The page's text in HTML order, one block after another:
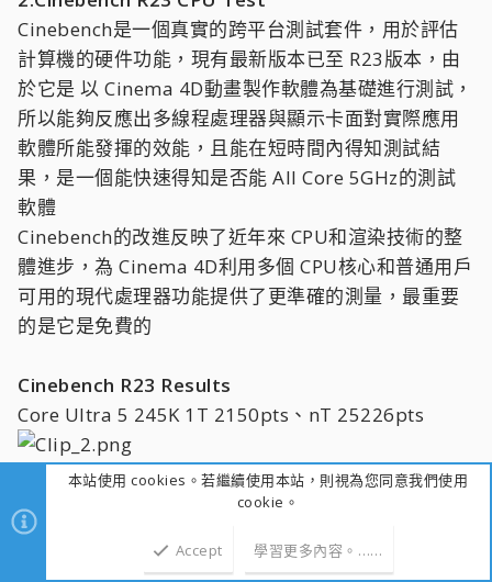
Cinebench是一個真實的跨平台測試套件，用於評估
計算機的硬件功能，現有最新版本已至 R23版本，由
於它是 以 Cinema 4D動畫製作軟體為基礎進行測試，
所以能夠反應出多線程處理器與顯示卡面對實際應用
軟體所能發揮的效能，且能在短時間內得知測試結
果，是一個能快速得知是否能 All Core 5GHz的測試
軟體
Cinebench的改進反映了近年來 CPU和渲染技術的整
體進步，為 Cinema 4D利用多個 CPU核心和普通用戶
可用的現代處理器功能提供了更準確的測量，最重要
的是它是免費的
Cinebench R23 Results
Core Ultra 5 245K 1T 2150pts、nT 25226pts
對照組
Ryzen 5 9600X 1T 2184pts、nT 16541pts
本站使用 cookies。若繼續使用本站，則視為您同意我們使用
cookie。
Accept 學習更多內容。……